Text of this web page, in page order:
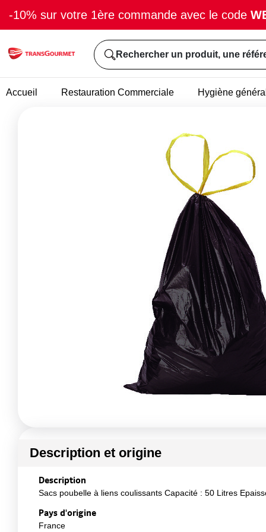
-10% sur votre 1ère commande avec le code
Rechercher un produit, une
Accueil Restauration Commerciale Hygiène
Description et origine
Description
Sacs poubelle à liens coulissants Capacité : 50 Litres
Pays d'origine
France